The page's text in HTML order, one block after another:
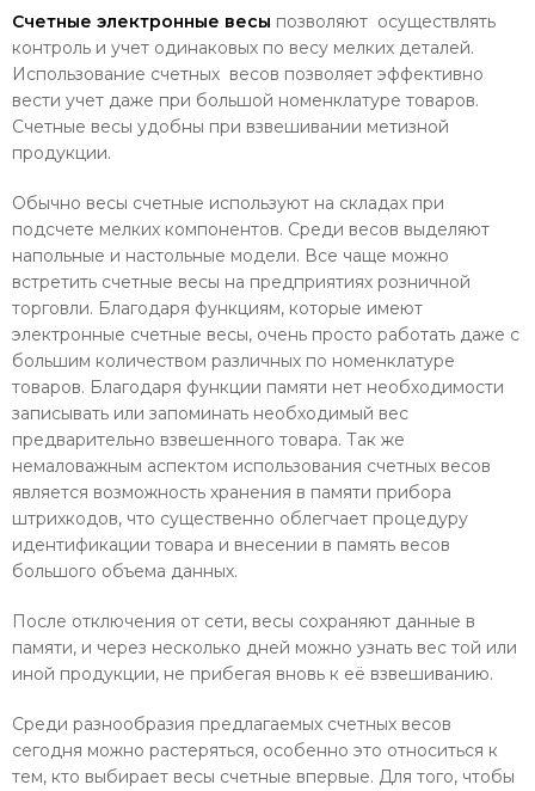
Cчетные электронные весы позволяют осуществлять
контроль и учет одинаковых по весу мелких деталей.
Использование счетных весов позволяет эффективно
вести учет даже при большой номенклатуре товаров.
Счетные весы удобны при взвешивании метизной
продукции.
Обычно весы счетные используют на складах при
подсчете мелких компонентов. Среди весов выделяют
напольные и настольные модели. Все чаще можно
встретить счетные весы на предприятиях розничной
торговли. Благодаря функциям, которые имеют
электронные счетные весы, очень просто работать даже с
большим количеством различных по номенклатуре
товаров. Благодаря функции памяти нет необходимости
записывать или запоминать необходимый вес
предварительно взвешенного товара. Так же
немаловажным аспектом использования счетных весов
является возможность хранения в памяти прибора
штрихкодов, что существенно облегчает процедуру
идентификации товара и внесении в память весов
большого объема данных.
После отключения от сети, весы сохраняют данные в
памяти, и через несколько дней можно узнать вес той или
иной продукции, не прибегая вновь к её взвешиванию.
Среди разнообразия предлагаемых счетных весов
сегодня можно растеряться, особенно это относиться к
тем, кто выбирает весы счетные впервые. Для того, чтобы